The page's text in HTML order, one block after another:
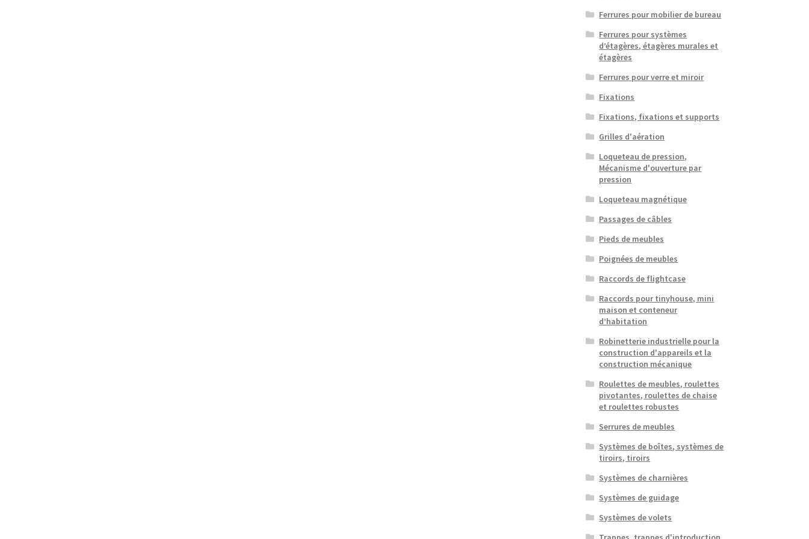
Ferrures pour mobilier de bureau
Ferrures pour systèmes
d’étagères, étagères murales et
étagères
Ferrures pour verre et miroir
Fixations
Fixations, fixations et supports
Grilles d'aération
Loqueteau de pression,
Mécanisme d'ouverture par
pression
Loqueteau magnétique
Passages de câbles
Pieds de meubles
Poignées de meubles
Raccords de flightcase
Raccords pour tinyhouse, mini
maison et conteneur
d’habitation
Robinetterie industrielle pour la
construction d'appareils et la
construction mécanique
Roulettes de meubles, roulettes
pivotantes, roulettes de chaise
et roulettes robustes
Serrures de meubles
Systèmes de boîtes, systèmes de
tiroirs, tiroirs
Systèmes de charnières
Systèmes de guidage
Systèmes de volets